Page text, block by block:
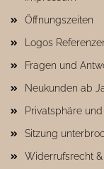
Öffnungszeiten
Logos
Fragen und
Neukunden ab
Privatsphäre
Sitzung
Widerrufsrecht